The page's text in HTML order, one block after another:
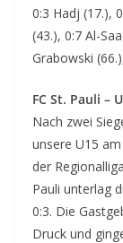
0:3 Hadj (17.),
(43.), 0:7 Al-
Grabowski
FC St. Pauli –
Nach zwei
unsere U15
der
Pauli unterlag
0:3. Die
Druck und